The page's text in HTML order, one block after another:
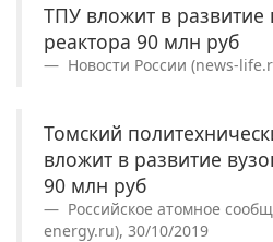
ТПУ вложит в развитие
реактора 90 млн руб
Новости России (news-
Томский
вложит в развитие
90 млн руб
Российское атомное
energy.ru), 30/10/2019